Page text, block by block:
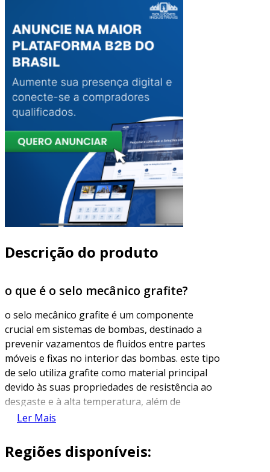
Descrição do produto
o que é o selo mecânico grafite?
o selo mecânico grafite é um componente
crucial em sistemas de bombas, destinado a
prevenir vazamentos de fluidos entre partes
móveis e fixas no interior das bombas. este tipo
de selo utiliza grafite como material principal
devido às suas propriedades de resistência ao
desgaste e à alta temperatura, além de
oferecer excelente lubrificação. o uso de grafite
fricções e garantir a eficiência operacional das
bombas.
Ler Mais
Regiões disponíveis: